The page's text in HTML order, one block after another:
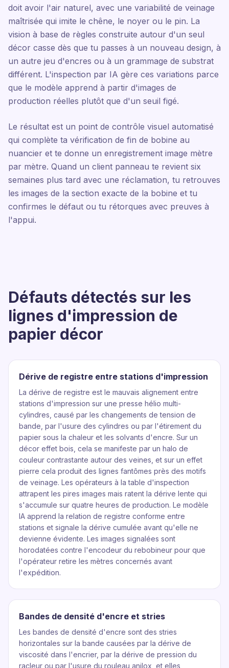
doit avoir l'air naturel, avec une variabilité de veinage
maîtrisée qui imite le chêne, le noyer ou le pin. La
vision à base de règles construite autour d'un seul
décor casse dès que tu passes à un nouveau design, à
un autre jeu d'encres ou à un grammage de substrat
différent. L'inspection par IA gère ces variations parce
que le modèle apprend à partir d'images de
production réelles plutôt que d'un seuil figé.
Le résultat est un point de contrôle visuel automatisé
qui complète ta vérification de fin de bobine au
nuancier et te donne un enregistrement image mètre
par mètre. Quand un client panneau te revient six
semaines plus tard avec une réclamation, tu retrouves
les images de la section exacte de la bobine et tu
confirmes le défaut ou tu rétorques avec preuves à
l'appui.
Défauts détectés sur les
lignes d'impression de
papier décor
Dérive de registre entre stations d'impression
La dérive de registre est le mauvais alignement entre
stations d'impression sur une presse hélio multi-
cylindres, causé par les changements de tension de
bande, par l'usure des cylindres ou par l'étirement du
papier sous la chaleur et les solvants d'encre. Sur un
décor effet bois, cela se manifeste par un halo de
couleur contrastante autour des veines, et sur un effet
pierre cela produit des lignes fantômes près des motifs
de veinage. Les opérateurs à la table d'inspection
attrapent les pires images mais ratent la dérive lente qui
s'accumule sur quatre heures de production. Le modèle
IA apprend la relation de registre conforme entre
stations et signale la dérive cumulée avant qu'elle ne
devienne évidente. Les images signalées sont
horodatées contre l'encodeur du rebobineur pour que
l'opérateur retire les mètres concernés avant
l'expédition.
Bandes de densité d'encre et stries
Les bandes de densité d'encre sont des stries
horizontales sur la bande causées par la dérive de
viscosité dans l'encrier, par la dérive de pression du
racleur ou par l'usure du rouleau anilox, et elles